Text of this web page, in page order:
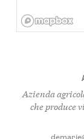
Azienda
che produce